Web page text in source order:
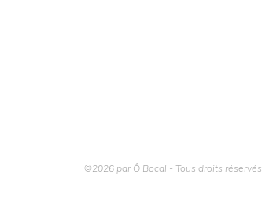
©2026 par Ô Bocal - Tous droits réservés